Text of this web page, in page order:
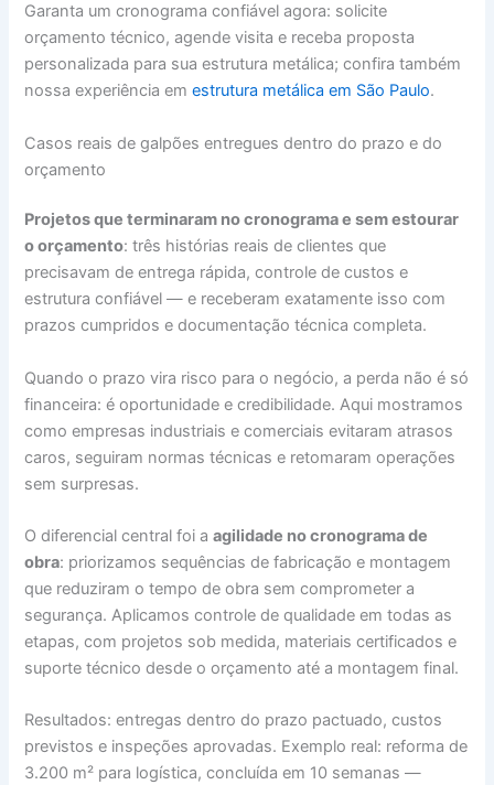
Garanta um cronograma confiável agora: solicite
orçamento técnico, agende visita e receba proposta
personalizada para sua estrutura metálica; confira também
nossa experiência emestrutura metálica em São Paulo.
Casos reais de galpões entregues dentro do prazo e do
orçamento
Projetos que terminaram no cronograma e sem estourar
o orçamento: três histórias reais de clientes que
precisavam de entrega rápida, controle de custos e
estrutura confiável — e receberam exatamente isso com
prazos cumpridos e documentação técnica completa.
Quando o prazo vira risco para o negócio, a perda não é só
financeira: é oportunidade e credibilidade. Aqui mostramos
como empresas industriais e comerciais evitaram atrasos
caros, seguiram normas técnicas e retomaram operações
sem surpresas.
O diferencial central foi aagilidade no cronograma de
obra: priorizamos sequências de fabricação e montagem
que reduziram o tempo de obra sem comprometer a
segurança. Aplicamos controle de qualidade em todas as
etapas, com projetos sob medida, materiais certificados e
suporte técnico desde o orçamento até a montagem final.
Resultados: entregas dentro do prazo pactuado, custos
previstos e inspeções aprovadas. Exemplo real: reforma de
3.200 m² para logística, concluída em 10 semanas —